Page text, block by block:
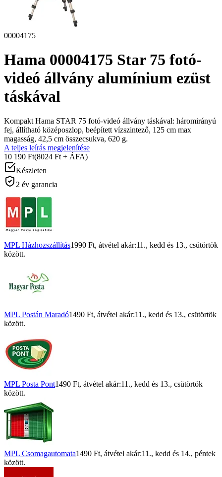
00004175
Hama 00004175 Star 75 fotó-
videó állvány alumínium ezüst
táskával
Kompakt Hama STAR 75 fotó-videó állvány táskával: háromirányú
fej, állítható középoszlop, beépített vízszintező, 125 cm max
magasság, 42,5 cm összecsukva, 620 g.
A teljes leírás megjelenítése
10 190 Ft(8024 Ft + ÁFA)
Készleten
2 év garancia
MPL Házhozszállítás1990 Ft, átvétel akár:11., kedd és 13., csütörtök
között.
MPL Postán Maradó1490 Ft, átvétel akár:11., kedd és 13., csütörtök
között.
MPL Posta Pont1490 Ft, átvétel akár:11., kedd és 13., csütörtök
között.
MPL Csomagautomata1490 Ft, átvétel akár:11., kedd és 14., péntek
között.